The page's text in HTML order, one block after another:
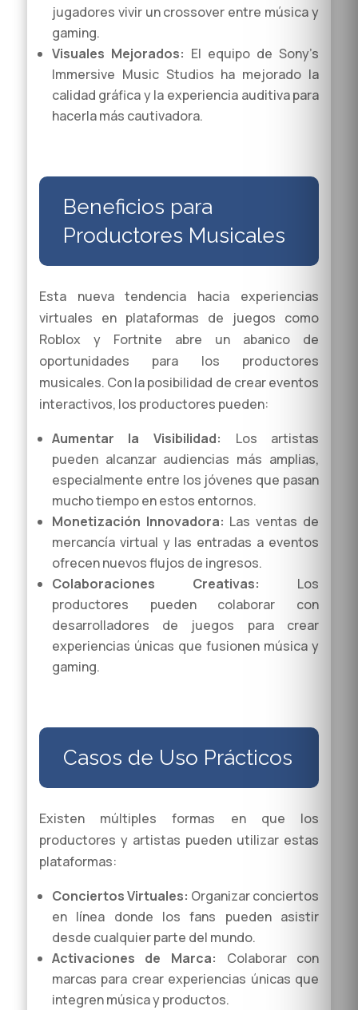
jugadores vivir un crossover entre música y
gaming.
Visuales Mejorados: El equipo de Sony’s
Immersive Music Studios ha mejorado la
calidad gráfica y la experiencia auditiva para
hacerla más cautivadora.
Beneficios para
Productores Musicales
Esta nueva tendencia hacia experiencias
virtuales en plataformas de juegos como
Roblox y Fortnite abre un abanico de
oportunidades para los productores
musicales. Con la posibilidad de crear eventos
interactivos, los productores pueden:
Aumentar la Visibilidad: Los artistas
pueden alcanzar audiencias más amplias,
especialmente entre los jóvenes que pasan
mucho tiempo en estos entornos.
Monetización Innovadora: Las ventas de
mercancía virtual y las entradas a eventos
ofrecen nuevos flujos de ingresos.
Colaboraciones Creativas: Los
productores pueden colaborar con
desarrolladores de juegos para crear
experiencias únicas que fusionen música y
gaming.
Casos de Uso Prácticos
Existen múltiples formas en que los
productores y artistas pueden utilizar estas
plataformas:
Conciertos Virtuales: Organizar conciertos
en línea donde los fans pueden asistir
desde cualquier parte del mundo.
Activaciones de Marca: Colaborar con
marcas para crear experiencias únicas que
integren música y productos.